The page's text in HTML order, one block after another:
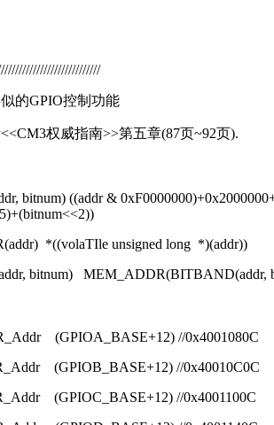
的GPIO控制功能
权威指南>>第五章(87页~92页).
bitnum) ((addr &
*((volaTIle unsigned long *)(addr))
bitnum) MEM_ADDR(BITBAND(addr,
(GPIOA_BASE+12) //0x4001080C
(GPIOB_BASE+12) //0x40010C0C
(GPIOC_BASE+12) //0x4001100C